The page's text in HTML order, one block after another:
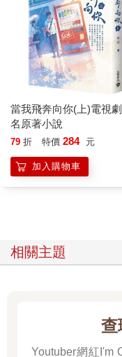
仿佛下一秒，眼前的男
溫以凡別開視線，心跳
再糾結於此：「不過這
桑延的眸色烏黑，像是
「你的確沒有騙我的理
還是要跟你說聲抱歉。
「……」
溫以凡想了半天，最後
說完一大串話之後，溫
著，思考了一會兒自己
覺得沒什麼問題之後，
她躺在床上，盯著天花
唉，不會是真的吧。但
的確非常喜歡桑延的那個
溫以凡現在也不怎麼肯
接下來幾天，溫以凡每
在原來的地方。就這麼
當我飛奔向你(上)電視
名原著小說
79 折 特價 284 元
加入購物車
相關主題
查
Youtuber網紅I'm